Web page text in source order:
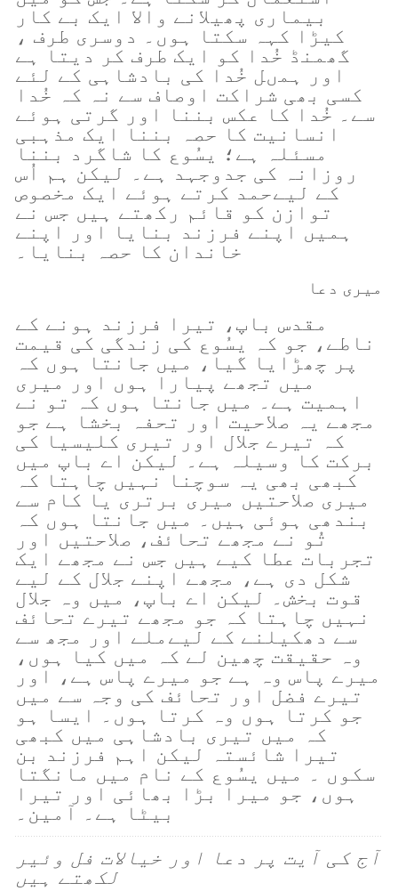
بیماری پھیلانے والا ایک بے کار
کیڑا کہہ سکتا ہوں۔ دوسری طرف ،
گھمنڈ خُدا کو ایک طرف کر دیتا ہے
اور ہمںل خُدا کی بادشاہی کے لئے
کسی بھی شراکت اوصاف سے نہ کہ خُدا
سے۔ خُدا کا عکس بننا اور گرتی ہوئے
انسانیت کا حصہ بننا ایک مذہبی
مسئلہ ہے؛ یسُوع کا شاگرد بننا
روزانہ کی جدوجہد ہے۔ لیکن ہم اُس
کے لیےحمد کرتے ہوئے ایک مخصوص
توازن کو قائم رکھتے ہیں جس نے
ہمیں اپنے فرزند بنایا اور اپنے
خاندان کا حصہ بنایا۔
میری دعا
مقدس باپ، تیرا فرزند ہونے کے
ناطے، جو کہ یسُوع کی زندگی کی قیمت
پر چھڑایا گیا، میں جانتا ہوں کہ
میں تجھے پیارا ہوں اور میری
اہمیت ہے۔ میں جانتا ہوں کہ تو نے
مجھے یہ صلاحیت اور تحفہ بخشا ہے جو
کہ تیرے جلال اور تیری کلیسیا کی
برکت کا وسیلہ ہے۔ لیکن اے باپ میں
کبھی بھی یہ سوچنا نہیں چاہتا کہ
میری صلاحتیں میری برتری یا کام سے
بندھی ہوئی ہیں۔ میں جانتا ہوں کہ
تُو نے مجھے تحائف، صلاحتیں اور
تجربات عطا کیے ہیں جس نے مجھے ایک
شکل دی ہے، مجھے اپنے جلال کے لیے
قوت بخش۔ لیکن اے باپ، میں وہ جلال
نہیں چاہتا کہ جو مجھے تیرے تحائف
سے دھکیلنے کے لیےملے اور مجھ سے
وہ حقیقت چھین لے کہ میں کیا ہوں،
میرے پاس وہ ہے جو میرے پاس ہے، اور
تیرے فضل اور تحائف کی وجہ سے میں
جو کرتا ہوں وہ کرتا ہوں۔ ایسا ہو
کہ میں تیری بادشاہی میں کبھی
تیرا شائستہ لیکن اہم فرزند بن
سکوں ۔ میں یسُوع کے نام میں مانگتا
ہوں، جو میرا بڑا بھائی اور تیرا
بیٹا ہے۔ آمین۔
آج کی آیت پر دعا اور خیالات فل وئیر
لکھتے ہیں